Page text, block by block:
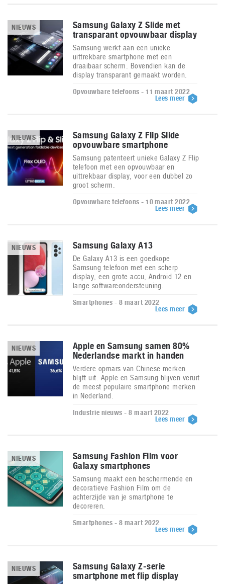
NIEUWS
Samsung Galaxy Z Slide met
transparant opvouwbaar display
Samsung werkt aan een unieke
uittrekbare smartphone met een
draaibaar scherm. Bovendien kan de
display transparant gemaakt worden.
Opvouwbare telefoons - 11 maart 2022
Lees meer
NIEUWS
Samsung Galaxy Z Flip Slide
opvouwbare smartphone
Samsung patenteert unieke Galaxy Z Flip
telefoon met een opvouwbaar en
uittrekbaar display, voor een dubbel zo
groot scherm.
Opvouwbare telefoons - 10 maart 2022
Lees meer
NIEUWS Samsung Galaxy A13
De Galaxy A13 is een goedkope
Samsung telefoon met een scherp
display, een grote accu, Android 12 en
lange softwareondersteuning.
Smartphones - 8 maart 2022
Lees meer
NIEUWS
Apple en Samsung samen 80%
Nederlandse markt in handen
Verdere opmars van Chinese merken
blijft uit. Apple en Samsung blijven veruit
de meest populaire smartphone merken
in Nederland.
Industrie nieuws - 8 maart 2022
Lees meer
NIEUWS
Samsung Fashion Film voor
Galaxy smartphones
Samsung maakt een beschermende en
decoratieve Fashion Film om de
achterzijde van je smartphone te
decoreren.
Smartphones - 8 maart 2022
Lees meer
NIEUWS
Samsung Galaxy Z-serie
smartphone met flip display